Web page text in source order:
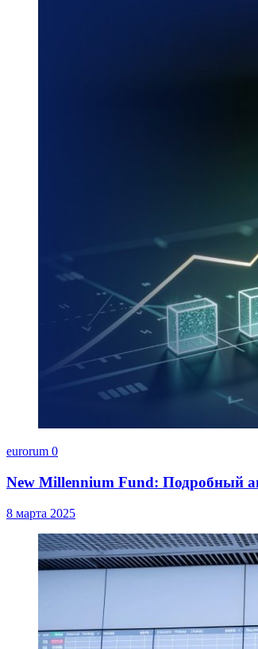
eurorum 0
New Millennium Fund: Подробный
8 марта 2025